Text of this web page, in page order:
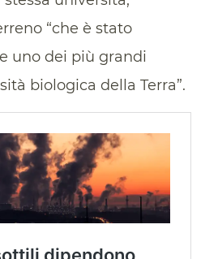
“che è stato
uno dei più grandi
biologica della Terra”.